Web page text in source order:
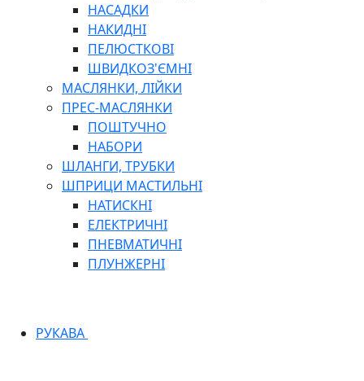
НАСАДКИ
НАКИДНІ
ПЕЛЮСТКОВІ
ШВИДКОЗ'ЄМНІ
МАСЛЯНКИ, ЛІЙКИ
ПРЕС-МАСЛЯНКИ
ПОШТУЧНО
НАБОРИ
ШЛАНГИ, ТРУБКИ
ШПРИЦИ МАСТИЛЬНІ
НАТИСКНІ
ЕЛЕКТРИЧНІ
ПНЕВМАТИЧНІ
ПЛУНЖЕРНІ
РУКАВА